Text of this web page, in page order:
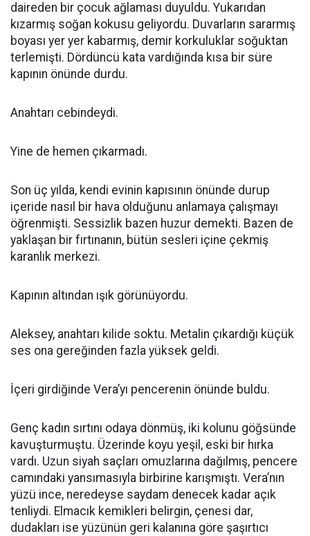
daireden bir çocuk ağlaması duyuldu. Yukarıdan
kızarmış soğan kokusu geliyordu. Duvarların sararmış
boyası yer yer kabarmış, demir korkuluklar soğuktan
terlemişti. Dördüncü kata vardığında kısa bir süre
kapının önünde durdu.
Anahtarı cebindeydi.
Yine de hemen çıkarmadı.
Son üç yılda, kendi evinin kapısının önünde durup
içeride nasıl bir hava olduğunu anlamaya çalışmayı
öğrenmişti. Sessizlik bazen huzur demekti. Bazen de
yaklaşan bir fırtınanın, bütün sesleri içine çekmiş
karanlık merkezi.
Kapının altından ışık görünüyordu.
Aleksey, anahtarı kilide soktu. Metalin çıkardığı küçük
ses ona gereğinden fazla yüksek geldi.
İçeri girdiğinde Vera’yı pencerenin önünde buldu.
Genç kadın sırtını odaya dönmüş, iki kolunu göğsünde
kavuşturmuştu. Üzerinde koyu yeşil, eski bir hırka
vardı. Uzun siyah saçları omuzlarına dağılmış, pencere
camındaki yansımasıyla birbirine karışmıştı. Vera’nın
yüzü ince, neredeyse saydam denecek kadar açık
tenliydi. Elmacık kemikleri belirgin, çenesi dar,
dudakları ise yüzünün geri kalanına göre şaşırtıcı